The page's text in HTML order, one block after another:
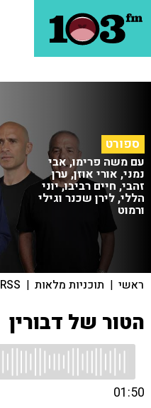
ספורט
עם משה פרימו, אבי
נמני, אורי אוזן, ערן
זהבי, חיים רביבו, יוני
הללי, לירן שכנר וגילי
ורמוט
ראשי | תוכניות מלאות |
RSS
הטור של דבורין
01:50